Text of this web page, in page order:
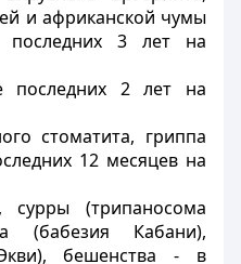
и африканской чумы
3 лет на
2 лет на
стоматита, гриппа
12 месяцев на
сурры (трипаносома
(бабезия Кабани),
бешенства - в